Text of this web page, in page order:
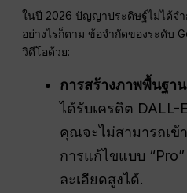
ในปี 2026 ปัญญาประดิษฐ์ไม่ได้จ
อย่างไรก็ตาม ข้อจำกัดของระดับ
วิดีโอด้วย:
การสร้างภาพพื้นฐา
ได้รับเครดิต DALL-
คุณจะไม่สามารถเข้
การแก้ไขแบบ
ละเอียดสูงได้.